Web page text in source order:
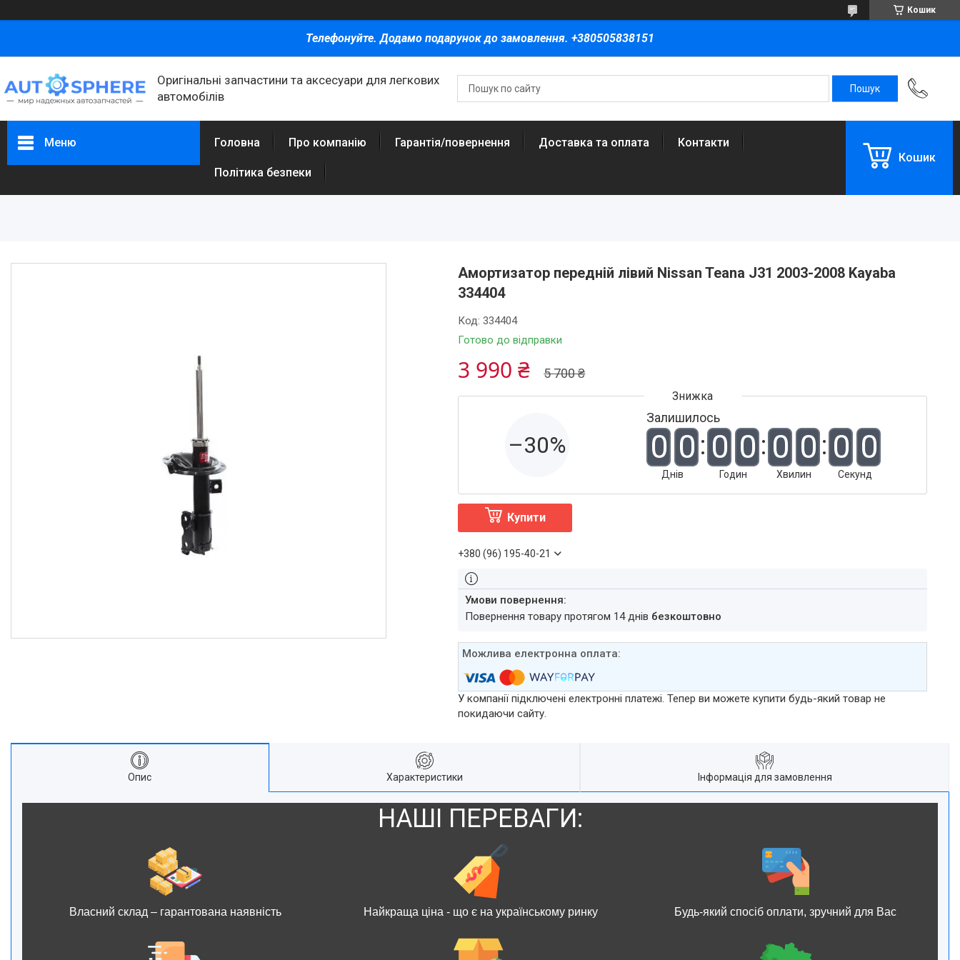
Кошик
Телефонуйте. Додамо подарунок до замовлення. +380505838151
Оригінальні запчастини та аксесуари для легкових
автомобілів
Меню Головна Про компанію Гарантія/повернення Доставка та оплата Контакти
Політика безпеки
Кошик
Амортизатор передній лівий Nissan Teana J31 2003-2008 Kayaba
334404
Готово до відправки
Код:334404
5 700 ₴
3 990 ₴
–30%
Залишилось
0 0
Днів
0 0
Годин
0 0
Хвилин
0 0
Секунд
Купити
+380 (96) 195-40-21
повернення товару протягом 14 днів безкоштовно
У компанії підключені електронні платежі. Тепер ви можете купити будь-який товар не
покидаючи сайту.
Опис Характеристики Інформація для замовлення
НАШІ ПЕРЕВАГИ:
Власний склад – гарантована наявність Найкраща ціна - що є на українському ринку Будь-який спосіб оплати, зручний для Вас